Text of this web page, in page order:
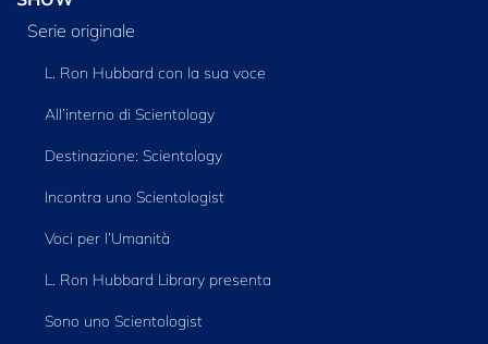
Serie originale
L. Ron Hubbard con la sua voce
All’interno di Scientology
Destinazione: Scientology
Incontra uno Scientologist
Voci per l’Umanità
L. Ron Hubbard Library presenta
Sono uno Scientologist